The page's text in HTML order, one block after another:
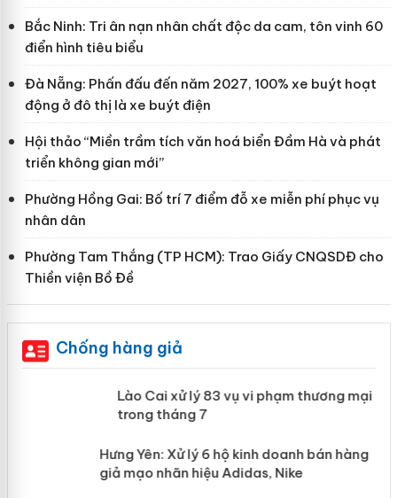
Bắc Ninh: Tri ân nạn nhân chất độc da cam, tôn vinh 60
điển hình tiêu biểu
Đà Nẵng: Phấn đấu đến năm 2027, 100% xe buýt hoạt
động ở đô thị là xe buýt điện
Hội thảo “Miền trầm tích văn hoá biển Đầm Hà và phát
triển không gian mới”
Phường Hồng Gai: Bố trí 7 điểm đỗ xe miễn phí phục vụ
nhân dân
Phường Tam Thắng (TP HCM): Trao Giấy CNQSDĐ cho
Thiền viện Bồ Đề
Chống hàng giả
Lào Cai xử lý 83 vụ vi phạm thương
mại trong tháng 7